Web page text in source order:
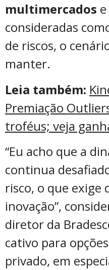
multimercados e
consideradas
de riscos, o
manter.
Leia também:
Premiação
troféus; veja
“Eu acho que a
continua
risco, o que exige
inovação”,
diretor da
cativo para
privado, em